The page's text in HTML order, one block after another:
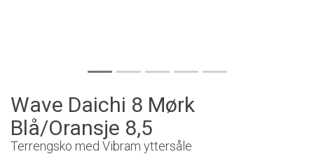
Wave Daichi 8 Mørk
Blå/Oransje 8,5
Terrengsko med Vibram yttersåle